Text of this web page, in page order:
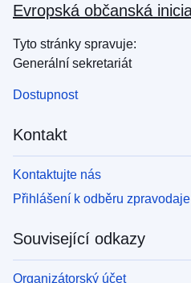
Evropská občanská
Tyto stránky spravuje:
Generální sekretariát
Dostupnost
Kontakt
Kontaktujte nás
Přihlášení k odběru zpravodaje
Související odkazy
Organizátorský účet